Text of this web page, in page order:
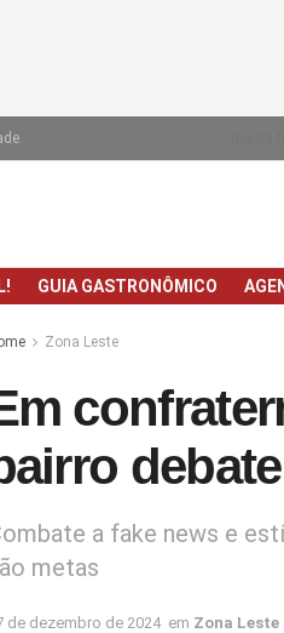
GUIA GASTRONÔMICO
Zona Leste
a fake news e
metas
de dezembro de 2024 em Zona Leste